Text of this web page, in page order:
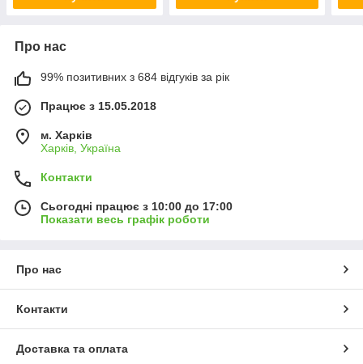
Про нас
99% позитивних з 684 відгуків за рік
Працює з 15.05.2018
м. Харків
Харків, Україна
Контакти
Сьогодні працює з 10:00 до 17:00
Показати весь графік роботи
Про нас
Контакти
Доставка та оплата